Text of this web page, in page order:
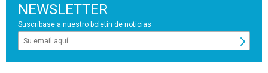
NEWSLETTER
Suscríbase a nuestro boletín de noticias